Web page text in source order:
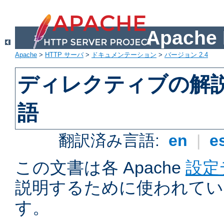
Apache
Apache > HTTP サーバ> ドキュメンテーション > バージョン 2.4
ディレクティブの解
語
翻訳済み言語: en |
この文書は各 Apache 設
説明するために使われて
す。